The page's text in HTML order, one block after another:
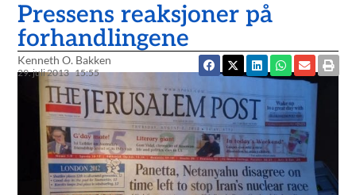
Pressens reaksjoner på
forhandlingene
Kenneth O. Bakken
29. juli 2013 15:55